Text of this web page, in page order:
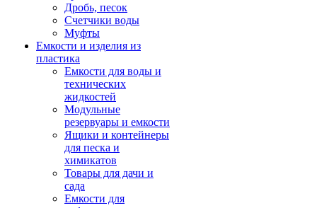
Дробь, песок
Счетчики воды
Муфты
Емкости и изделия из
пластика
Емкости для воды и
технических
жидкостей
Модульные
резервуары и емкости
Ящики и контейнеры
для песка и
химикатов
Товары для дачи и
сада
Емкости для